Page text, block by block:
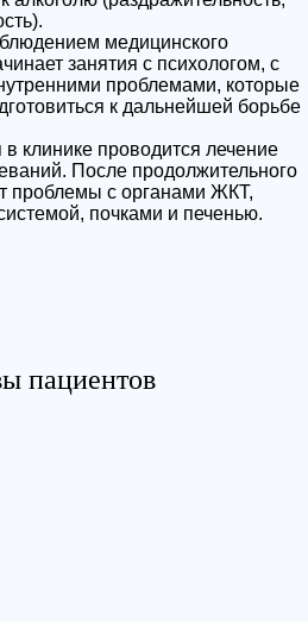
медицинского
занятия с психологом, с
проблемами, которые
к дальнейшей борьбе
клинике проводится лечение
После продолжительного
проблемы с органами ЖКТ,
почками и печенью.
пациентов